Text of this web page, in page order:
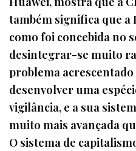
também significa que
como foi concebida no
desintegrar-se muito
problema acrescentado
desenvolver uma
vigilância, e a sua
muito mais avançada
O sistema de